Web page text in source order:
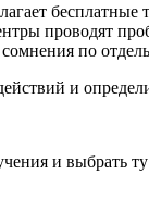
бесплатные
проводят
по
и
и выбрать